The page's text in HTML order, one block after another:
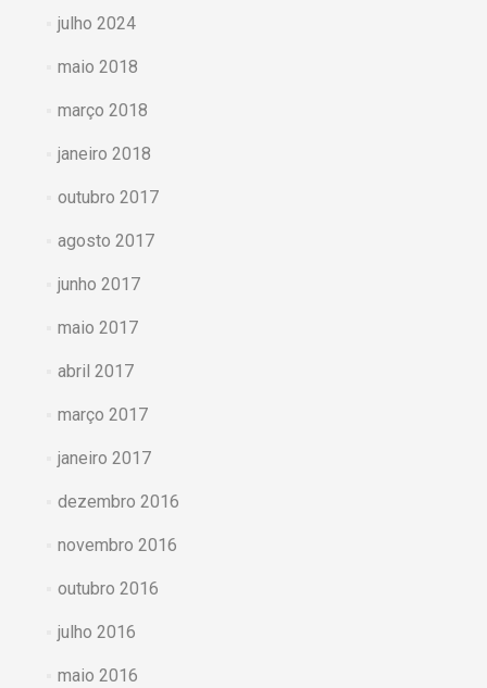
julho 2024
maio 2018
março 2018
janeiro 2018
outubro 2017
agosto 2017
junho 2017
maio 2017
abril 2017
março 2017
janeiro 2017
dezembro 2016
novembro 2016
outubro 2016
julho 2016
maio 2016